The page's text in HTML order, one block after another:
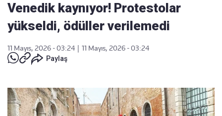
Venedik kaynıyor! Protestolar
yükseldi, ödüller verilemedi
11 Mayıs, 2026 - 03:24
11 Mayıs, 2026 - 03:24
Paylaş